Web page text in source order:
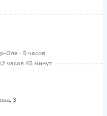
Оле · 5 часов
часов 45 минут
3